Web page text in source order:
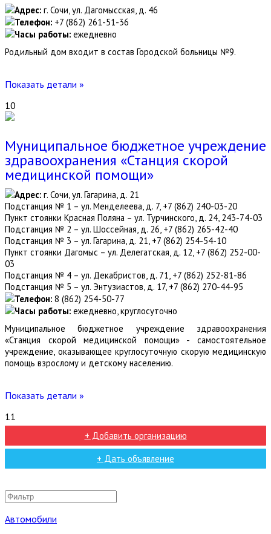
Адрес: г. Сочи, ул. Дагомысская, д. 46
Телефон: +7 (862) 261-51-36
Часы работы: ежедневно
Родильный дом входит в состав Городской больницы №9.
Показать детали »
10
Муниципальное бюджетное учреждение
здравоохранения «Станция скорой
медицинской помощи»
Адрес: г. Сочи, ул. Гагарина, д. 21
Подстанция № 1 – ул. Менделеева, д. 7, +7 (862) 240-03-20
Пункт стоянки Красная Поляна – ул. Турчинского, д. 24, 243-74-03
Подстанция № 2 – ул. Шоссейная, д. 26, +7 (862) 265-42-40
Подстанция № 3 – ул. Гагарина, д. 21, +7 (862) 254-54-10
Пункт стоянки Дагомыс – ул. Делегатская, д. 12, +7 (862) 252-00-
03
Подстанция № 4 – ул. Декабристов, д. 71, +7 (862) 252-81-86
Подстанция № 5 – ул. Энтузиастов, д. 17, +7 (862) 270-44-95
Телефон: 8 (862) 254-50-77
Часы работы: ежедневно, круглосуточно
Муниципальное бюджетное учреждение здравоохранения
«Станция скорой медицинской помощи» - самостоятельное
учреждение, оказывающее круглосуточную скорую медицинскую
помощь взрослому и детскому населению.
Показать детали »
11
+ Добавить организацию
+ Дать объявление
Автомобили